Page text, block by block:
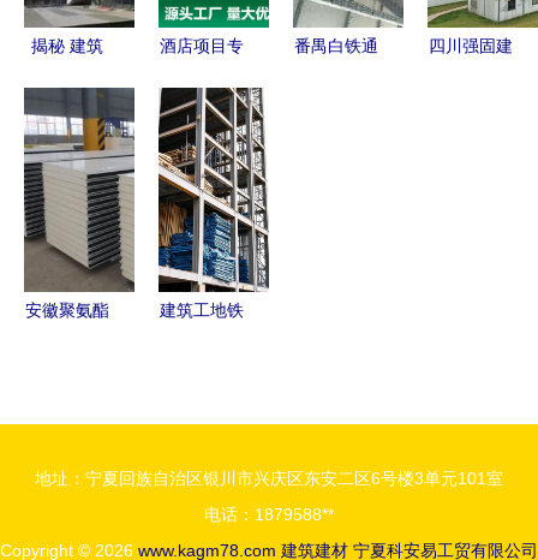
揭秘 建筑
此偏爱铝单
板建筑建材
酒店项目专
板轻质隔墙
板价格及安
装指南
番禺白铁通
四川强固建
安徽聚氨酯
建筑工地铁
地址：宁夏回族自治区银川市兴庆区东安二区6号楼3单元101室
电话：1879588**
Copyright © 2026 www.kagm78.com 建筑建材 宁夏科安易工贸有限公司